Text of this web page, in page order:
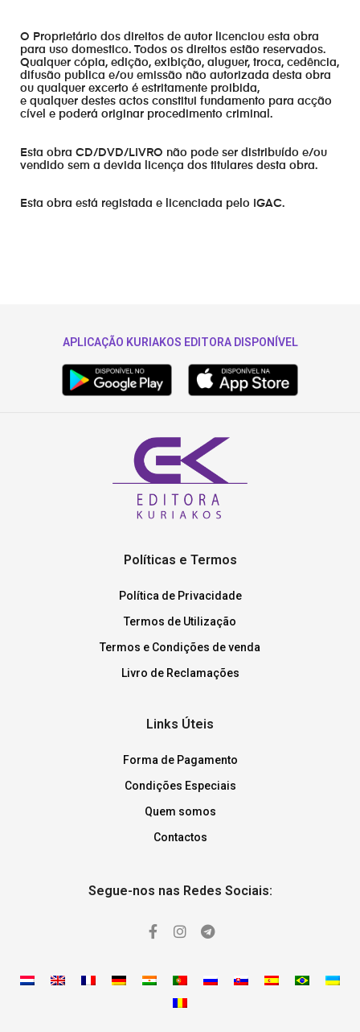
O Proprietário dos direitos de autor licenciou esta obra
para uso domestico. Todos os direitos estão reservados.
Qualquer cópia, edição, exibição, aluguer, troca, cedência,
difusão publica e/ou emissão não autorizada desta obra
ou qualquer excerto é estritamente proibida,
e qualquer destes actos constitui fundamento para acção
cível e poderá originar procedimento criminal.
Esta obra CD/DVD/LIVRO não pode ser distribuído e/ou
vendido sem a devida licença dos titulares desta obra.
Esta obra está registada e licenciada pelo IGAC.
APLICAÇÃO KURIAKOS EDITORA DISPONÍVEL
Políticas e Termos
Política de Privacidade
Termos de Utilização
Termos e Condições de venda
Livro de Reclamações
Links Úteis
Forma de Pagamento
Condições Especiais
Quem somos
Contactos
Segue-nos nas Redes Sociais: